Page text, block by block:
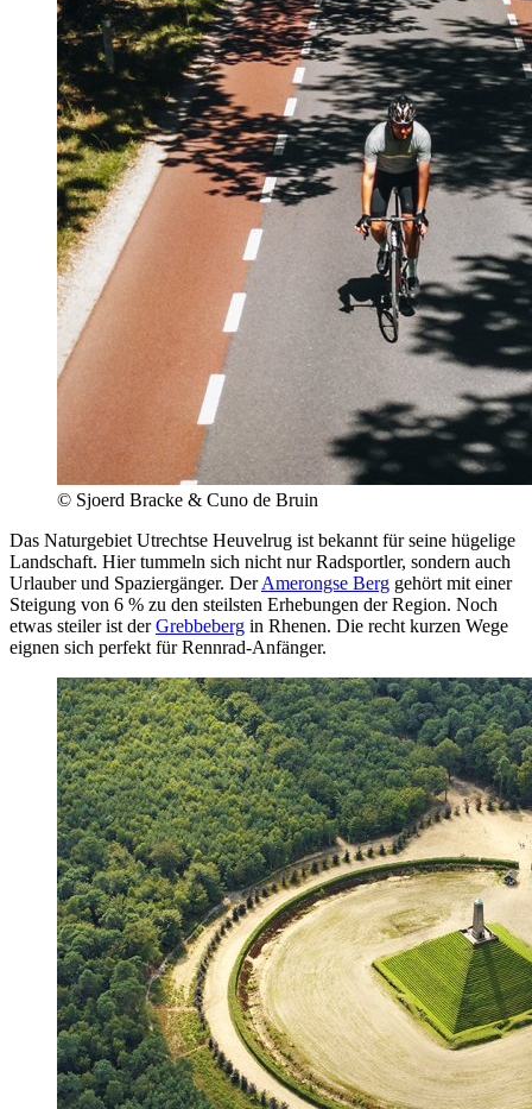
© Sjoerd Bracke & Cuno de Bruin
Das Naturgebiet Utrechtse Heuvelrug ist bekannt für seine hügelige
Landschaft. Hier tummeln sich nicht nur Radsportler, sondern auch
Urlauber und Spaziergänger. DerAmerongse Berg gehört mit einer
Steigung von 6 % zu den steilsten Erhebungen der Region. Noch
etwas steiler ist derGrebbeberg in Rhenen. Die recht kurzen Wege
eignen sich perfekt für Rennrad-Anfänger.